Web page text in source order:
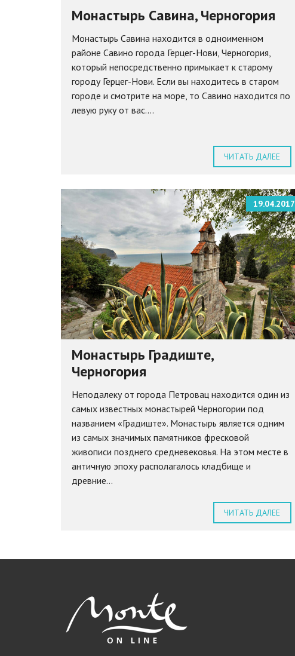
Монастырь Савина, Черногория
Монастырь Савина находится в одноименном
районе Савино города Герцег-Нови, Черногория,
который непосредственно примыкает к старому
городу Герцег-Нови. Если вы находитесь в старом
городе и смотрите на море, то Савино находится по
левую руку от вас....
ЧИТАТЬ ДАЛЕЕ
19.04.2017
Монастырь Градиште,
Черногория
Неподалеку от города Петровац находится один из
самых известных монастырей Черногории под
названием «Градиште». Монастырь является одним
из самых значимых памятников фресковой
живописи позднего средневековья. На этом месте в
античную эпоху располагалось кладбище и
древние...
ЧИТАТЬ ДАЛЕЕ